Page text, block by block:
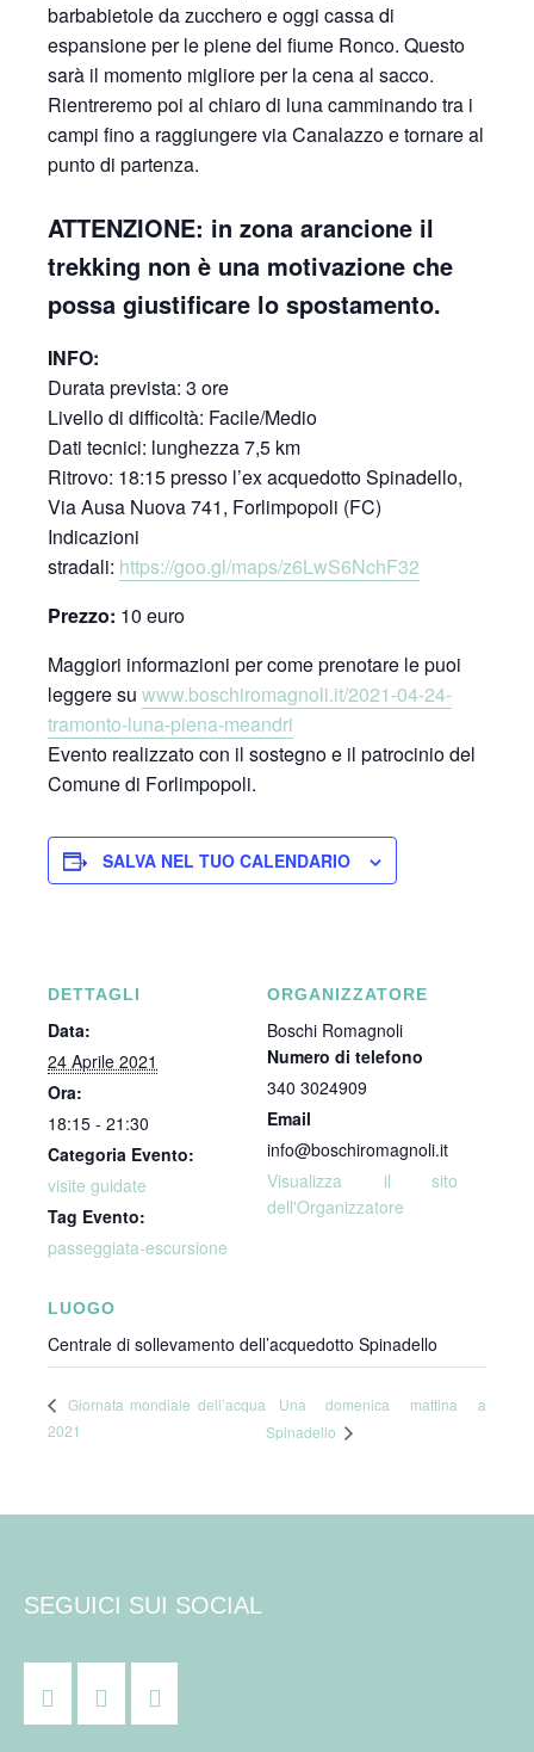
barbabietole da zucchero e oggi cassa di
espansione per le piene del fiume Ronco. Questo
sarà il momento migliore per la cena al sacco.
Rientreremo poi al chiaro di luna camminando tra i
campi fino a raggiungere via Canalazzo e tornare al
punto di partenza.
ATTENZIONE: in zona arancione il
trekking non è una motivazione che
possa giustificare lo spostamento.
INFO:
Durata prevista: 3 ore
Livello di difficoltà: Facile/Medio
Dati tecnici: lunghezza 7,5 km
Ritrovo: 18:15 presso l’ex acquedotto Spinadello,
Via Ausa Nuova 741, Forlimpopoli (FC)
Indicazioni
stradali: https://goo.gl/maps/z6LwS6NchF32
Prezzo: 10 euro
Maggiori informazioni per come prenotare le puoi
leggere su www.boschiromagnoli.it/2021-04-24-
tramonto-luna-piena-meandri
Evento realizzato con il sostegno e il patrocinio del
Comune di Forlimpopoli.
SALVA NEL TUO CALENDARIO
DETTAGLI
Data:
24 Aprile 2021
Ora:
18:15 - 21:30
Categoria Evento:
visite guidate
Tag Evento:
passeggiata-escursione
LUOGO
Centrale di sollevamento dell’acquedotto Spinadello
ORGANIZZATORE
Boschi Romagnoli
Numero di telefono
340 3024909
Email
info@boschiromagnoli.it
Visualizza il sito
dell'Organizzatore
Giornata mondiale dell’acqua
2021
Una domenica mattina a
Spinadello
SEGUICI SUI SOCIAL